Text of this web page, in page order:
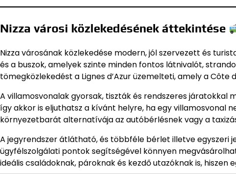
Nizza városi közlekedésének áttekintése
Nizza városának közlekedése modern, jól szervezett és
és a buszok, amelyek szinte minden fontos látnivalót,
tömegközlekedést a Lignes d’Azur üzemelteti, amely a
A villamosvonalak gyorsak, tiszták és rendszeres járatokkal
így akkor is eljuthatsz a kívánt helyre, ha egy villamosvonal
környezetbarát alternatívája az autóbérlésnek vagy a
A jegyrendszer átlátható, és többféle bérlet illetve egyszeri
ügyfélszolgálati pontok segítségével könnyen
ideális családoknak, pároknak és kezdő utazóknak is, hiszen